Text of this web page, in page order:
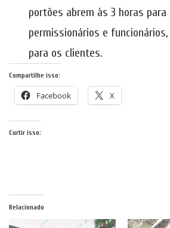
portões abrem às 3 horas para
permissionários e
para os clientes.
Compartilhe isso:
Facebook X
Curtir isso:
Relacionado